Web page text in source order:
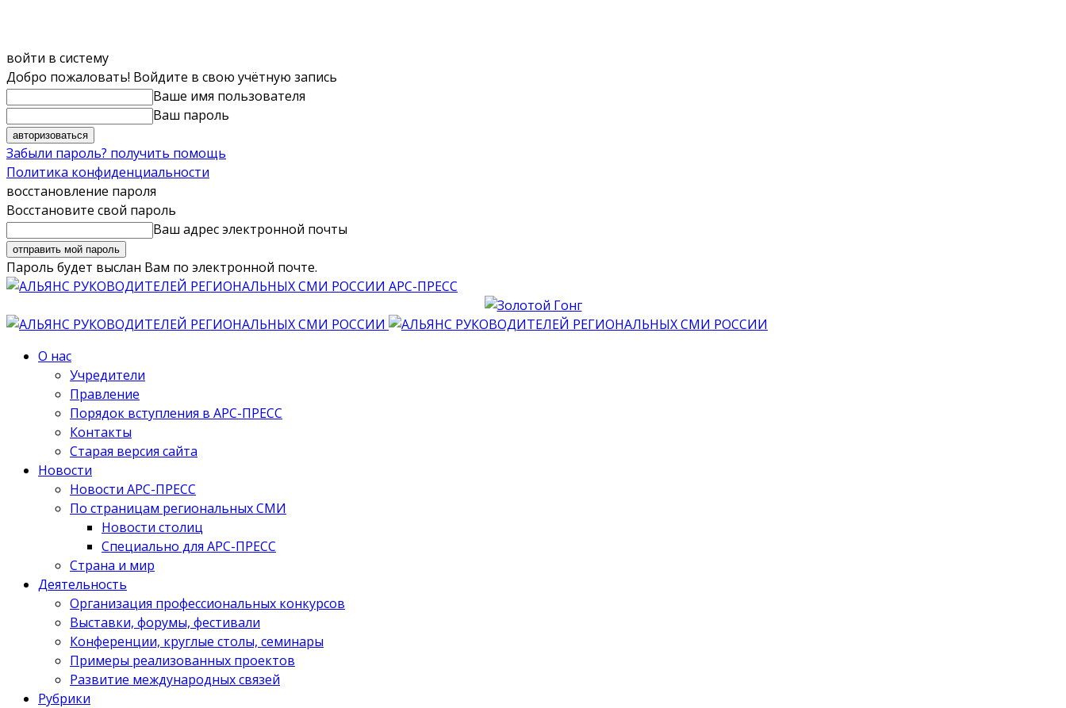
войти в систему
Добро пожаловать! Войдите в свою учётную запись
Ваше имя пользователя
Ваш пароль
Забыли пароль? получить помощь
Политика конфиденциальности
восстановление пароля
Восстановите свой пароль
Ваш адрес электронной почты
Пароль будет выслан Вам по электронной почте.
АРС-ПРЕСС
О нас
Учредители
Правление
Порядок вступления в АРС-ПРЕСС
Контакты
Старая версия сайта
Новости
Новости АРС-ПРЕСС
По страницам региональных СМИ
Новости столиц
Специально для АРС-ПРЕСС
Страна и мир
Деятельность
Организация профессиональных конкурсов
Выставки, форумы, фестивали
Конференции, круглые столы, семинары
Примеры реализованных проектов
Развитие международных связей
Рубрики